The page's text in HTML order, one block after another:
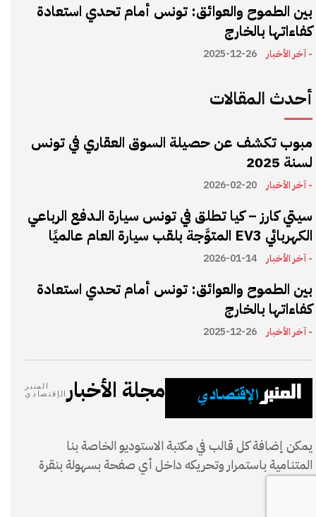
بين الطموح والعوائق: تونس أمام تحدي استعادة
كفاءاتها بالخارج
- آخر الأخبار 2025-12-26
أحدث المقالات
مبوب تكشف عن حصيلة السوق العقاري في تونس
لسنة 2025
- آخر الأخبار 2026-02-20
سيتي كارز – كيا تطلق في تونس سيارة الـدفع الرباعي
الكهربائي EV3 المتوَّجة بلقب سيارة العام عالميًا
- آخر الأخبار 2026-01-14
بين الطموح والعوائق: تونس أمام تحدي استعادة
كفاءاتها بالخارج
- آخر الأخبار 2025-12-26
مجلة الأخبار
المنبر
الإقتصادي
يمكن إضافة كل قالب في مكتبة الاستوديو الخاصة بنا
المتنامية باستمرار وتحريكه داخل أي صفحة بسهولة بنقرة